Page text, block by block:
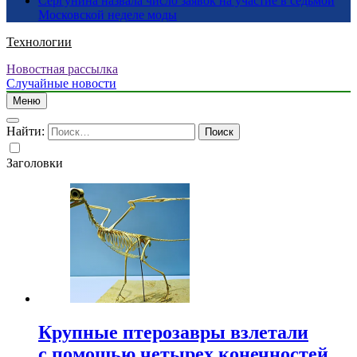
Московской неделе моды
Технологии
Новостная рассылка
Случайные новости
Меню
Найти:
Заголовки
Крупные птерозавры взлетали